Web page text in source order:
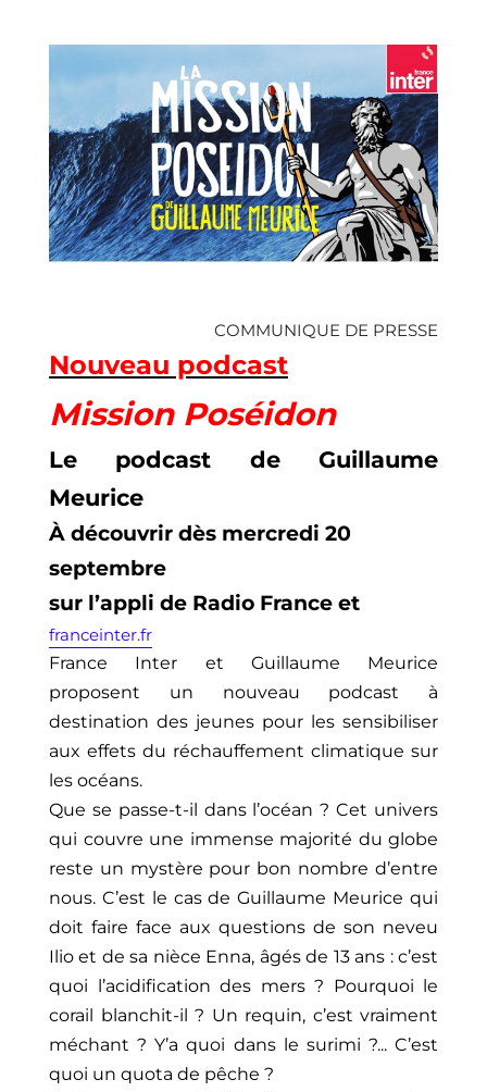
COMMUNIQUE DE PRESSE
Nouveau podcast
Mission Poséidon
Le podcast de Guillaume
Meurice
À découvrir dès mercredi 20
septembre
sur l’appli de Radio France et
franceinter.fr
France Inter et Guillaume Meurice
proposent un nouveau podcast à
destination des jeunes pour les sensibiliser
aux effets du réchauffement climatique sur
les océans.
Que se passe-t-il dans l’océan ? Cet univers
qui couvre une immense majorité du globe
reste un mystère pour bon nombre d’entre
nous. C’est le cas de Guillaume Meurice qui
doit faire face aux questions de son neveu
Ilio et de sa nièce Enna, âgés de 13 ans : c’est
quoi l’acidification des mers ? Pourquoi le
corail blanchit-il ? Un requin, c’est vraiment
méchant ? Y’a quoi dans le surimi ?... C’est
quoi un quota de pêche ?